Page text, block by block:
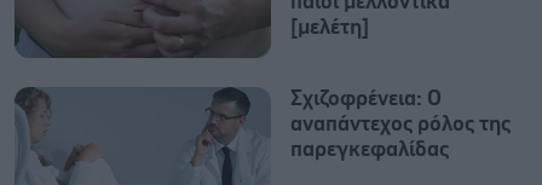
[μελέτη]
Σχιζοφρένεια: Ο
αναπάντεχος ρόλος της
παρεγκεφαλίδας